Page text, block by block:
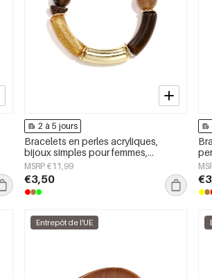
2 à 5 jours
Bracelets en perles acryliques,
bijoux simples pour femmes,
collection Daily Simple
MSRP €11,99
€3,50
Entrepôt de l'UE